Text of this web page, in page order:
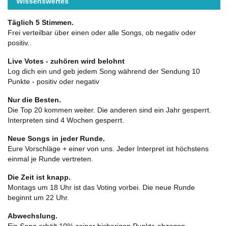
Täglich 5 Stimmen.
Frei verteilbar über einen oder alle Songs, ob negativ oder
positiv..
Live Votes - zuhören wird belohnt
Log dich ein und geb jedem Song während der Sendung 10
Punkte - positiv oder negativ
Nur die Besten.
Die Top 20 kommen weiter. Die anderen sind ein Jahr gesperrt.
Interpreten sind 4 Wochen gesperrt.
Neue Songs in jeder Runde.
Eure Vorschläge + einer von uns. Jeder Interpret ist höchstens
einmal je Runde vertreten.
Die Zeit ist knapp.
Montags um 18 Uhr ist das Voting vorbei. Die neue Runde
beginnt um 22 Uhr.
Abwechslung.